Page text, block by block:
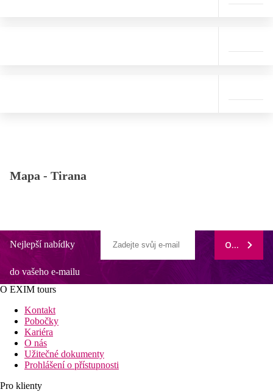
Mapa - Tirana
Nejlepší nabídky
do vašeho e-mailu
ODEBÍRAT
O EXIM tours
Kontakt
Pobočky
Kariéra
O nás
Užitečné dokumenty
Prohlášení o přístupnosti
Pro klienty